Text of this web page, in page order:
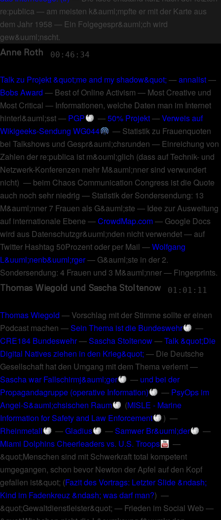
re:publica — am meisten k&auml;mpfte er mit der Karte aus
dem Jahr 1958 — Ein Folgegespr&auml;ch wird
gew&uuml;nscht.
Anne Roth 00:46:34
Talk zu Projekt &quot;me and my shadow&quot; —annalist—
Bobs Award — Best of Online Activism — Most Creative und
Most Critical — Informationen, welche Daten man im Internet
hinterl&auml;sst— PGP —50% Projekt—Verweis auf
Wikigeeks-Sendung WG044
— Statistik zu Frauenquoten
bei Talkshows und Gespr&auml;chsrunden — Einreichung von
Zahlen der re:publica ist m&ouml;glich (dass auf Technik- und
Netzwerk-Konferenzen mehr M&auml;nner sind verwundert
nicht) — beim Chaos Communication Congress ist die Quote
auch noch sehr niedrig — Statistik der Sondersendung: 13
M&auml;nner 7 Frauen als G&auml;ste — Idee zur Ausweitung
auf internationale Ebene —CrowdMap.com— Google Docs
wird aus Datenschutzgr&uuml;nden nicht verwendet— auf
Twitter Hashtag 50Prozent oder per Mail —Wolfgang
L&uuml;nenb&uuml;rger— G&auml;ste in der 2.
Sondersendung: 4 Frauen und 3 M&auml;nner— Fingerprints.
Thomas Wiegold und Sascha Stoltenow 01:01:11
Thomas Wiegold —Vorschlag mit der Stimme sollte er einen
Podcast machen —Sein Thema ist die Bundeswehr
—
CRE184 Bundeswehr—Sascha Stoltenow—Talk &quot;Die
Digital Natives ziehen in den Krieg&quot; — Die Deutsche
Gesellschaft hat den Umgang mit dem Thema verlernt—
Sascha war Fallschirmj&auml;ger
— und bei der
Propagandagruppe (operative Information)
— PsyOps im
Angel-S&auml;chsischen Raum
(MISLE - Marine
Information for Safety and Law Enforcement
) —
Rheinmetall
—Gladius —Samwer Br&uuml;der
—
Miami Dolphins Cheerleaders vs. U.S. Troops
—
&quot;Menschen sind mit Schwerkraft total kompetent
umgegangen, schon bevor Newton der Apfel auf den Kopf
gefallen ist&quot; (Fazit des Vortrags: Letzter Slide &ndash;
Kind im Fadenkreuz &ndash; was darf man?) —
&quot;Gewaltdienstleister&quot; — Frieden im Social Web —